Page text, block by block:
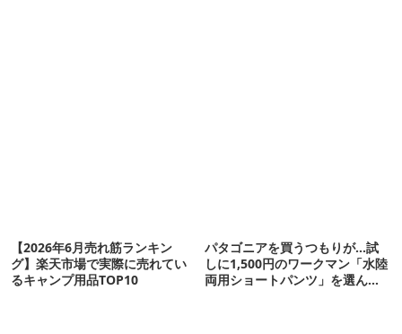
【2026年6月売れ筋ランキン
グ】楽天市場で実際に売れてい
るキャンプ用品TOP10
パタゴニアを買うつもりが…試
しに1,500円のワークマン「水陸
両用ショートパンツ」を選んだ